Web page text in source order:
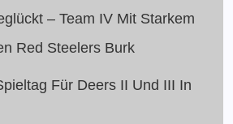
– Team IV Mit Starkem
Red Steelers Burk
Für Deers II Und III In